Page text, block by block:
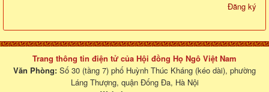
Đăng ký
Trang thông tin điện tử của Hội đồng Họ Ngô Việt Nam
Văn Phòng: Số 30 (tầng 7) phố Huỳnh Thúc Kháng (kéo dài), phường
Láng Thượng, quận Đống Đa, Hà Nội